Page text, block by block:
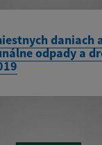
daniach
odpady a